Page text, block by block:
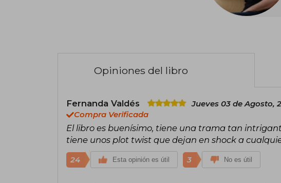
Opiniones del libro
Fernanda Valdés
Jueves 03 de Agosto,
Compra Verificada
El libro es buenísimo, tiene una trama tan
tiene unos plot twist que dejan en shock a
24 Esta opinión es útil 3 No es útil